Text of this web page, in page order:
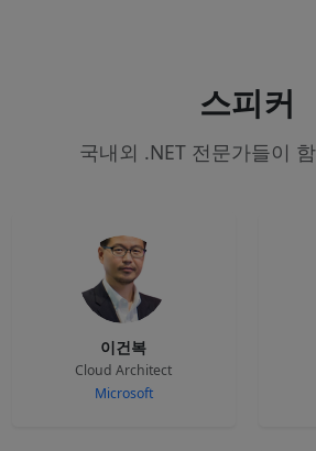
스피커
국내외 .NET 전문가들이
이건복
Cloud Architect
Microsoft